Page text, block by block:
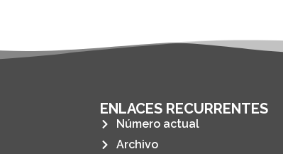
ENLACES RECURRENTES
Número actual
Archivo